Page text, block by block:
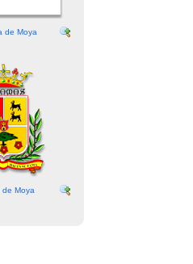
de Moya
de Moya